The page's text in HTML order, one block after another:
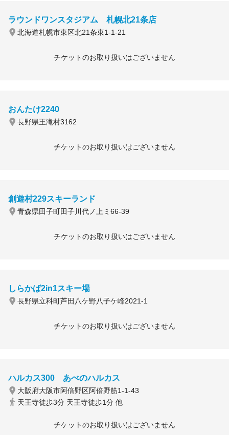
ラウンドワンスタジアム 札幌北21条店
北海道札幌市東区北21条東1-1-21
チケットのお取り扱いはございません
おんたけ2240
長野県王滝村3162
チケットのお取り扱いはございません
創遊村229スキーランド
青森県田子町田子川代ノ上ミ66-39
チケットのお取り扱いはございません
しらかば2in1スキー場
長野県立科町芦田八ケ野八子ケ峰2021-1
チケットのお取り扱いはございません
ハルカス300 あべのハルカス
大阪府大阪市阿倍野区阿倍野筋1-1-43
天王寺徒歩3分 天王寺徒歩1分 他
チケットのお取り扱いはございません